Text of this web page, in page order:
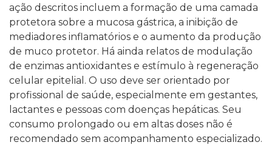
ação descritos incluem a formação de uma camada
protetora sobre a mucosa gástrica, a inibição de
mediadores inflamatórios e o aumento da produção
de muco protetor. Há ainda relatos de modulação
de enzimas antioxidantes e estímulo à regeneração
celular epitelial. O uso deve ser orientado por
profissional de saúde, especialmente em gestantes,
lactantes e pessoas com doenças hepáticas. Seu
consumo prolongado ou em altas doses não é
recomendado sem acompanhamento especializado.